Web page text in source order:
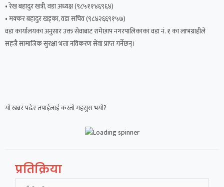
• रेख बहादुर खत्री, वडा अध्यक्ष (९८५११४६९६४)
• मक्कर बहादुर खड्का, वडा सचिव (९८४२६६९१५७)
वडा कार्यालयका अनुसार उक्त सेवाबाट रामेछाप नगरपालिकाका वडा नं. १ का लाभग्राहीले
सहजै सामाजिक सुरक्षा भत्ता नविकरण सेवा प्राप्त गर्नेछन्।
यो खबर पढेर तपाईलाई कस्तो महसुस भयो?
प्रतिक्रिया